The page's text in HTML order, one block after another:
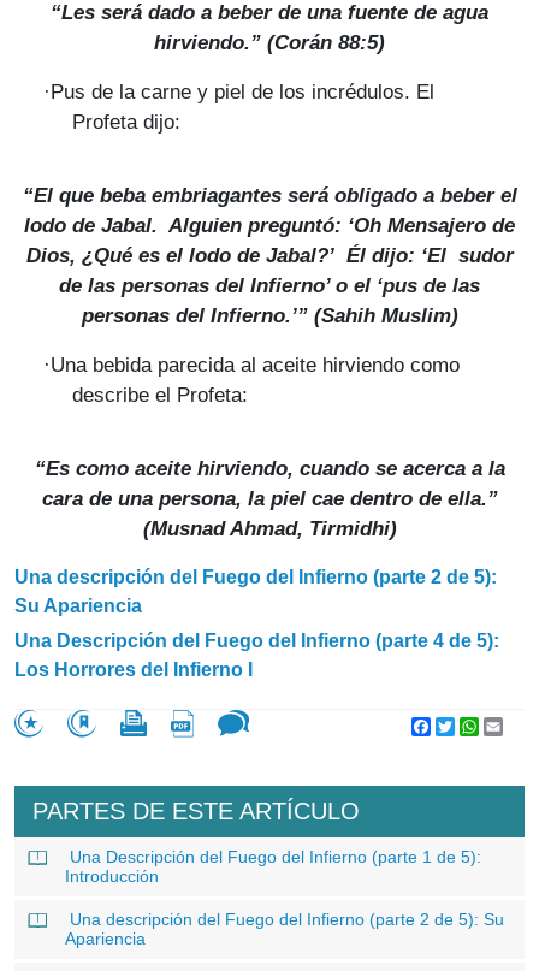
“Les será dado a beber de una fuente de agua
hirviendo.” (Corán 88:5)
·Pus de la carne y piel de los incrédulos. El
Profeta dijo:
“El que beba embriagantes será obligado a beber el
lodo de Jabal. Alguien preguntó: ‘Oh Mensajero de
Dios, ¿Qué es el lodo de Jabal?’ Él dijo: ‘El sudor
de las personas del Infierno’ o el ‘pus de las
personas del Infierno.’” (Sahih Muslim)
·Una bebida parecida al aceite hirviendo como
describe el Profeta:
“Es como aceite hirviendo, cuando se acerca a la
cara de una persona, la piel cae dentro de ella.”
(Musnad Ahmad, Tirmidhi)
Una descripción del Fuego del Infierno (parte 2 de 5):
Su Apariencia
Una Descripción del Fuego del Infierno (parte 4 de 5):
Los Horrores del Infierno I
Facebook
Twitter
PARTES DE ESTE ARTÍCULO
Una Descripción del Fuego del Infierno (parte 1 de 5):
Introducción
Una descripción del Fuego del Infierno (parte 2 de 5): Su
Apariencia